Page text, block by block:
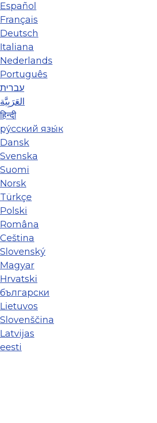
Español
Français
Deutsch
Italiana
Nederlands
Português
עברית
العَرَبِيَّة
हिन्दी
ру́сский язы́к
Dansk
Svenska
Suomi
Norsk
Türkçe
Polski
Româna
Ceština
Slovenský
Magyar
Hrvatski
български
Lietuvos
Slovenščina
Latvijas
eesti